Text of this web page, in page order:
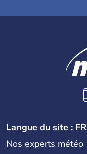
Langue du site : FR
Nos experts météo